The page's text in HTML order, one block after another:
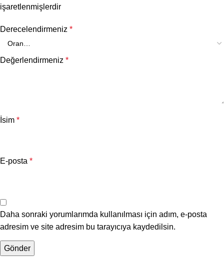
işaretlenmişlerdir
Derecelendirmeniz *
Değerlendirmeniz *
İsim *
E-posta *
Daha sonraki yorumlarımda kullanılması için adım, e-posta
adresim ve site adresim bu tarayıcıya kaydedilsin.